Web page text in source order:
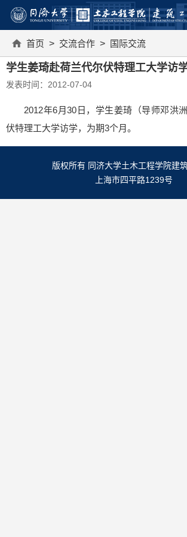
首页 > 交流合作 > 国际交流
学生姜琦赴荷兰代尔伏特理工大学访
发表时间：2012-07-04
2012年6月30日，学生姜琦（导师邓洪
伏特理工大学访学，为期3个月。
版权所有 同济大学土木工程学院建
上海市四平路1239号